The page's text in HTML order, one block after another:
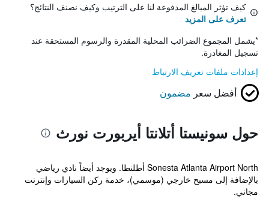
كيف تؤثر المبالغ المدفوعة لنا على الترتيب وكيف نصنف النتائج؟
تعرف على المزيد
*يشمل المجموع الضرائب المحلية المقدرة والرسوم المستحقة عند
تسجيل المغادرة.
إعدادات ملفات تعريف الارتباط
أفضل سعر مضمون
حول سونيستا أتلانتا أيربورت نورث
Sonesta Atlanta Airport North أطلنطا. ويوجد أيضاً نادي رياضي
بالإضافة إلى مسبح خارجي (موسمي)، خدمة ركن السيارات وإنترنت
مجاني.